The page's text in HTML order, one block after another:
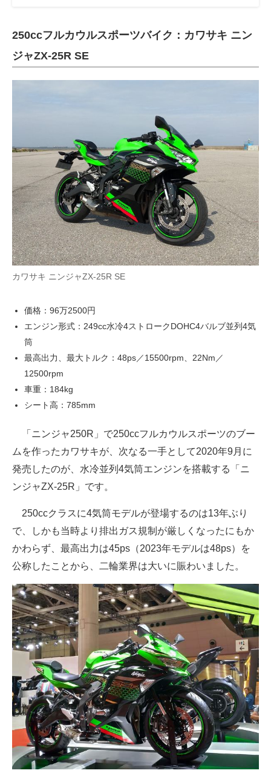
250ccフルカウルスポーツバイク：カワサキ ニン
ジャZX-25R SE
カワサキ ニンジャZX-25R SE
価格：96万2500円
エンジン形式：249cc水冷4ストロークDOHC4バルブ並列4気
筒
最高出力、最大トルク：48ps／15500rpm、22Nm／
12500rpm
車重：184kg
シート高：785mm
「ニンジャ250R」で250ccフルカウルスポーツのブー
ムを作ったカワサキが、次なる一手として2020年9月に
発売したのが、水冷並列4気筒エンジンを搭載する「ニ
ンジャZX-25R」です。
250ccクラスに4気筒モデルが登場するのは13年ぶり
で、しかも当時より排出ガス規制が厳しくなったにもか
かわらず、最高出力は45ps（2023年モデルは48ps）を
公称したことから、二輪業界は大いに賑わいました。